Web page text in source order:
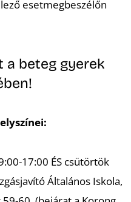
esetmegbeszélőn
a beteg gyerek
17:00 ÉS csütörtök
Általános Iskola,